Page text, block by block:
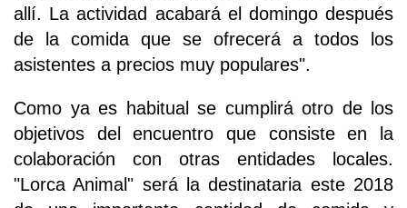
allí. La actividad acabará el domingo después
de la comida que se ofrecerá a todos los
asistentes a precios muy populares".
Como ya es habitual se cumplirá otro de los
objetivos del encuentro que consiste en la
colaboración con otras entidades locales.
"Lorca Animal" será la destinataria este 2018